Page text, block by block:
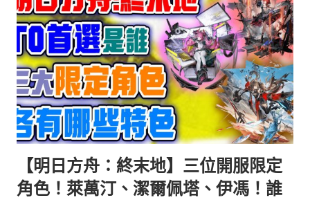
【明日方舟：終末地】三位開服限定
角色！萊萬汀、潔爾佩塔、伊馮！誰